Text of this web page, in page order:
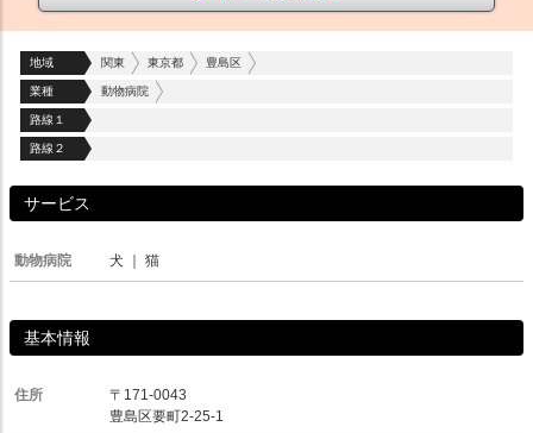
地域 関東 東京都 豊島区
業種 動物病院
路線１
路線２
サービス
動物病院 犬 猫
基本情報
住所
〒171-0043
豊島区要町2-25-1